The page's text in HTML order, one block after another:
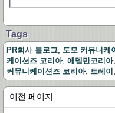
Tags
PR회사 블로그 도모 커뮤니케
케이션즈 코리아,에델만코리아
커뮤니케이션즈 코리아, 트레이
이전 페이지